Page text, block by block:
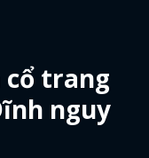
cổ trang
nguy